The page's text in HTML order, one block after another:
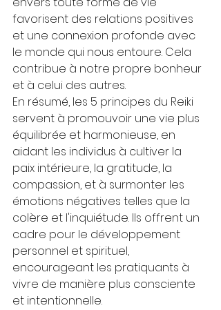
favorisent des relations positives
et une connexion profonde avec
le monde qui nous entoure. Cela
contribue à notre propre bonheur
et à celui des autres.
En résumé, les 5 principes du Reiki
servent à promouvoir une vie plus
équilibrée et harmonieuse, en
aidant les individus à cultiver la
paix intérieure, la gratitude, la
compassion, et à surmonter les
émotions négatives telles que la
colère et l'inquiétude. Ils offrent un
cadre pour le développement
personnel et spirituel,
encourageant les pratiquants à
vivre de manière plus consciente
et intentionnelle.